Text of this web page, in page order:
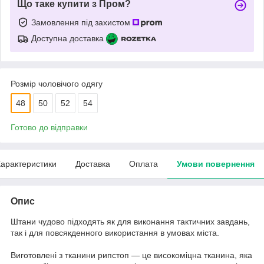
Що таке купити з Пром?
Замовлення під захистом
Доступна доставка
Розмір чоловічого одягу
48 50 52 54
Готово до відправки
Доставка Оплата Умови повернення
Опис
Штани чудово підходять як для виконання тактичних завдань,
так і для повсякденного використання в умовах міста.
Виготовлені з тканини рипстоп — це високоміцна тканина, яка